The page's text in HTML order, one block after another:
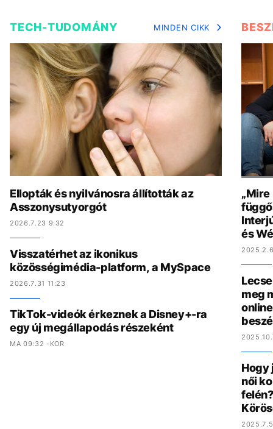
TECH-TUDOMÁNY MINDEN CIKK
Ellopták és nyilvánosra állították az
Asszonysutyorgót
2026.7.23 9:32
Visszatérhet az ikonikus
közösségimédia-platform, a MySpace
2026.7.31 11:23
TikTok-videók érkeznek a Disney+-ra
egy új megállapodás részeként
MA 09:32 -KOR
és
meg
Hogy
női